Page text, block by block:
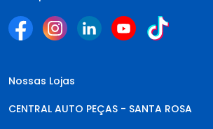
Nossas Lojas
CENTRAL AUTO PEÇAS - SANTA ROSA